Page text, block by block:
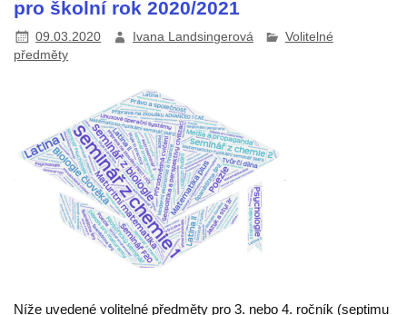
pro školní rok 2020/2021
09.03.2020 Ivana Landsingerová
Volitelné
předměty
Níže uvedené volitelné předměty pro 3. nebo 4. ročník (septimu